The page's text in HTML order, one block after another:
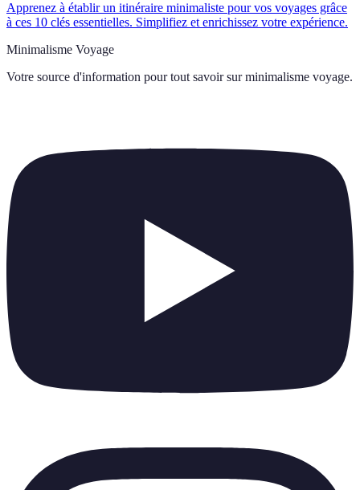
Apprenez à établir un itinéraire minimaliste pour vos voyages grâce
à ces 10 clés essentielles. Simplifiez et enrichissez votre expérience.
Minimalisme Voyage
Votre source d'information pour tout savoir sur minimalisme voyage.